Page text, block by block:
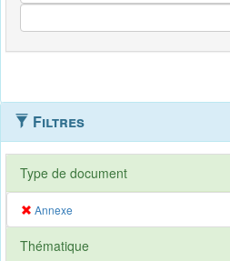
Filtres
Type de document
Annexe
Thématique